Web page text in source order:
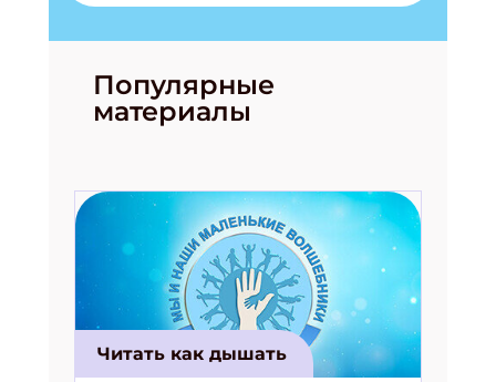
Популярные
материалы
Читать как дышать